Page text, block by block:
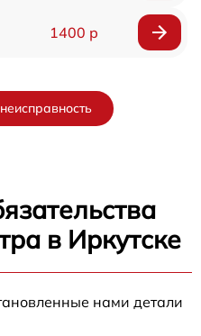
1400 р
в Иркутске
нами детали